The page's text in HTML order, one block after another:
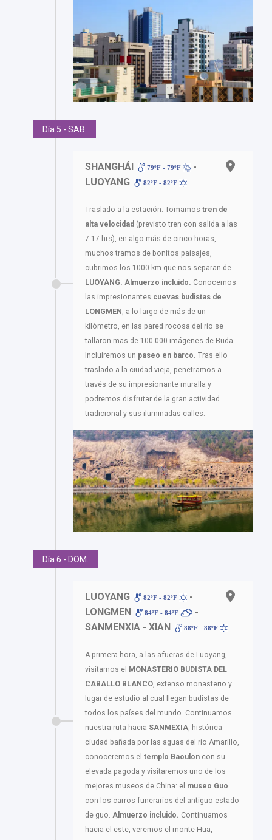
Día 5 - SAB.
SHANGHÁI 79ºF - 79ºF
-
LUOYANG
82ºF - 82ºF
Traslado a la estación. Tomamos tren de
alta velocidad (previsto tren con salida a las
7.17 hrs), en algo más de cinco horas,
muchos tramos de bonitos paisajes,
cubrimos los 1000 km que nos separan de
LUOYANG. Almuerzo incluido. Conocemos
las impresionantes cuevas budistas de
LONGMEN , a lo largo de más de un
kilómetro, en las pared rocosa del río se
tallaron mas de 100.000 imágenes de Buda.
Incluiremos un paseo en barco. Tras ello
traslado a la ciudad vieja, penetramos a
través de su impresionante muralla y
podremos disfrutar de la gran actividad
tradicional y sus iluminadas calles.
Día 6 - DOM.
LUOYANG 82ºF - 82ºF
-
LONGMEN
84ºF - 84ºF
-
SANMENXIA - XIAN
88ºF - 88ºF
A primera hora, a las afueras de Luoyang,
visitamos el MONASTERIO BUDISTA DEL
CABALLO BLANCO, extenso monasterio y
lugar de estudio al cual llegan budistas de
todos los países del mundo. Continuamos
nuestra ruta hacia SANMEXIA, histórica
ciudad bañada por las aguas del rio Amarillo,
conoceremos el templo Baoulon con su
elevada pagoda y visitaremos uno de los
mejores museos de China: el museo Guo
con los carros funerarios del antiguo estado
de guo. Almuerzo incluido. Continuamos
hacia el este, veremos el monte Hua,